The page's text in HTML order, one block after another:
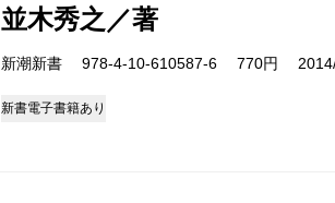
並木秀之／著
新潮新書 978-4-10-610587-6 770円
新書電子書籍あり